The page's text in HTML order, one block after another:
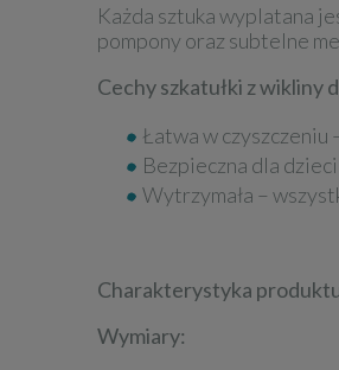
Każda sztuka wyplatana
pompony oraz subtelne
Cechy szkatułki z wikliny
Łatwa w
Bezpieczna dla
Wytrzymała –
Charakterystyka
Wymiary: